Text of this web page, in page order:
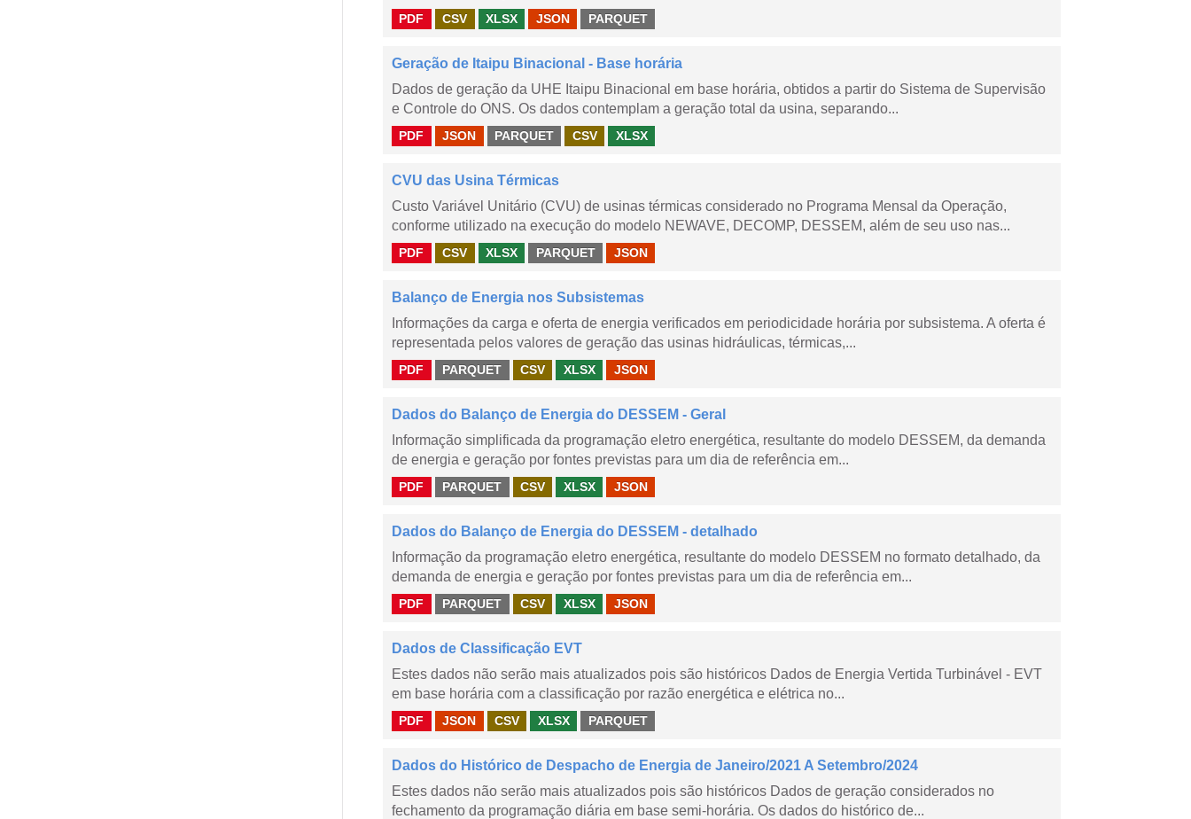
PDF CSV XLSX JSON PARQUET
Geração de Itaipu Binacional - Base horária
Dados de geração da UHE Itaipu Binacional em base horária, obtidos a partir do Sistema de Supervisão
e Controle do ONS. Os dados contemplam a geração total da usina, separando...
PDF JSON PARQUET CSV XLSX
CVU das Usina Térmicas
Custo Variável Unitário (CVU) de usinas térmicas considerado no Programa Mensal da Operação,
conforme utilizado na execução do modelo NEWAVE, DECOMP, DESSEM, além de seu uso nas...
PDF CSV XLSX PARQUET JSON
Balanço de Energia nos Subsistemas
Informações da carga e oferta de energia verificados em periodicidade horária por subsistema. A oferta é
representada pelos valores de geração das usinas hidráulicas, térmicas,...
PDF PARQUET CSV XLSX JSON
Dados do Balanço de Energia do DESSEM - Geral
Informação simplificada da programação eletro energética, resultante do modelo DESSEM, da demanda
de energia e geração por fontes previstas para um dia de referência em...
PDF PARQUET CSV XLSX JSON
Dados do Balanço de Energia do DESSEM - detalhado
Informação da programação eletro energética, resultante do modelo DESSEM no formato detalhado, da
demanda de energia e geração por fontes previstas para um dia de referência em...
PDF PARQUET CSV XLSX JSON
Dados de Classificação EVT
Estes dados não serão mais atualizados pois são históricos Dados de Energia Vertida Turbinável - EVT
em base horária com a classificação por razão energética e elétrica no...
PDF JSON CSV XLSX PARQUET
Dados do Histórico de Despacho de Energia de Janeiro/2021 A Setembro/2024
Estes dados não serão mais atualizados pois são históricos Dados de geração considerados no
fechamento da programação diária em base semi-horária. Os dados do histórico de...